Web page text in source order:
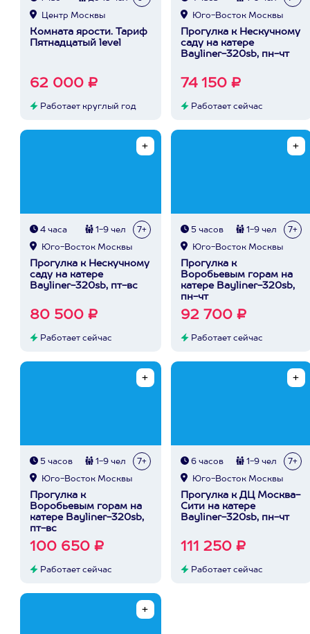
Центр Москвы
Комната ярости. Тариф
Пятнадцатый level
62 000 ₽
Работает круглый год
Юго-Восток Москвы
Прогулка к Нескучному
саду на катере
Bayliner-320sb, пн-чт
74 150 ₽
Работает сейчас
4 часа 1-9 чел 7+
Юго-Восток Москвы
Прогулка к Нескучному
саду на катере
Bayliner-320sb, пт-вс
80 500 ₽
Работает сейчас
5 часов 1-9 чел 7+
Юго-Восток Москвы
Прогулка к
Воробьевым горам на
катере Bayliner-320sb,
пн-чт
92 700 ₽
Работает сейчас
5 часов 1-9 чел 7+
Юго-Восток Москвы
Прогулка к
Воробьевым горам на
катере Bayliner-320sb,
пт-вс
100 650 ₽
Работает сейчас
6 часов 1-9 чел 7+
Юго-Восток Москвы
Прогулка к ДЦ Москва-
Сити на катере
Bayliner-320sb, пн-чт
111 250 ₽
Работает сейчас